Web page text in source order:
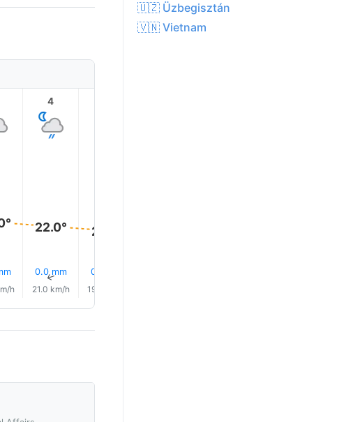
h
4
22.0°
0.0 mm
↑
21.0 km/h
21.0°
0.0 mm
19.0 km/h
🇺🇿 Üzbegisztán
🇻🇳 Vietnam